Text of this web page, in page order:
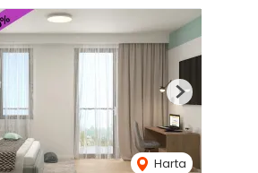
Harta
Next